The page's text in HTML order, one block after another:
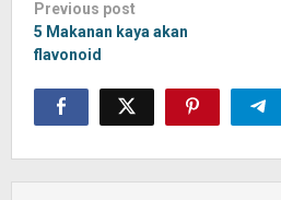
Post
navigation
Previous post
5 Makanan kaya akan
flavonoid